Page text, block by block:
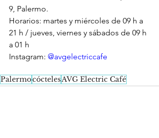
9, Palermo.
Horarios: martes y miércoles de 09 h a
21 h / jueves, viernes y sábados de 09 h
a 01 h
Instagram: @avgelectriccafe
PalermocóctelesAVG Electric Café